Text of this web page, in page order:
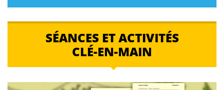
SÉANCES ET ACTIVITÉS
CLÉ-EN-MAIN